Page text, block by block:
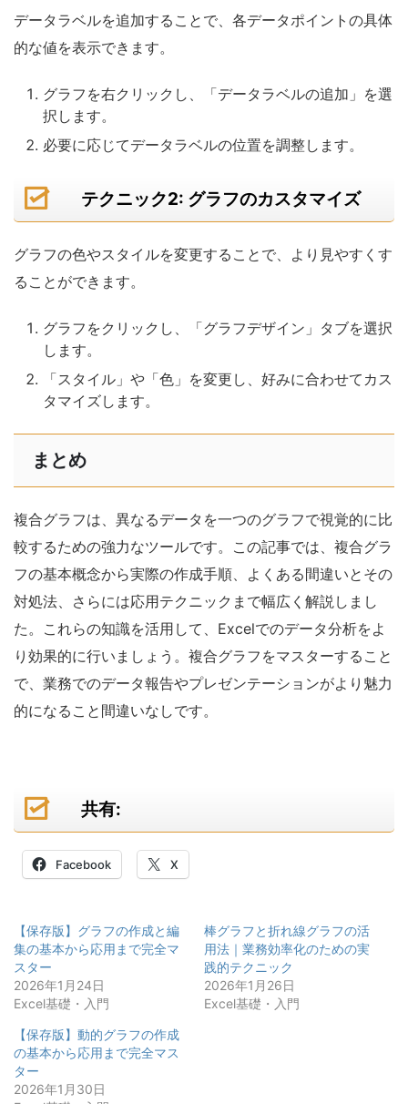
データラベルを追加することで、各データポイントの具体
的な値を表示できます。
グラフを右クリックし、「データラベルの追加」を選
択します。
必要に応じてデータラベルの位置を調整します。
テクニック2: グラフのカスタマイズ
グラフの色やスタイルを変更することで、より見やすくす
ることができます。
グラフをクリックし、「グラフデザイン」タブを選択
します。
「スタイル」や「色」を変更し、好みに合わせてカス
タマイズします。
まとめ
複合グラフは、異なるデータを一つのグラフで視覚的に比
較するための強力なツールです。この記事では、複合グラ
フの基本概念から実際の作成手順、よくある間違いとその
対処法、さらには応用テクニックまで幅広く解説しまし
た。これらの知識を活用して、Excelでのデータ分析をよ
り効果的に行いましょう。複合グラフをマスターすること
で、業務でのデータ報告やプレゼンテーションがより魅力
的になること間違いなしです。
共有:
Facebook X
【保存版】グラフの作成と編
集の基本から応用まで完全マ
スター
2026年1月24日
Excel基礎・入門
棒グラフと折れ線グラフの活
用法｜業務効率化のための実
践的テクニック
2026年1月26日
Excel基礎・入門
【保存版】動的グラフの作成
の基本から応用まで完全マス
ター
2026年1月30日